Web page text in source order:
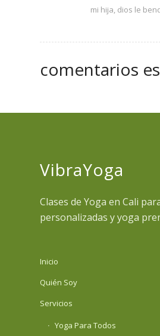
mi hija, dios le
comentarios
VibraYoga
Clases de Yoga en Cali
personalizadas y yoga
Inicio
Quién Soy
Servicios
Yoga Para Todos